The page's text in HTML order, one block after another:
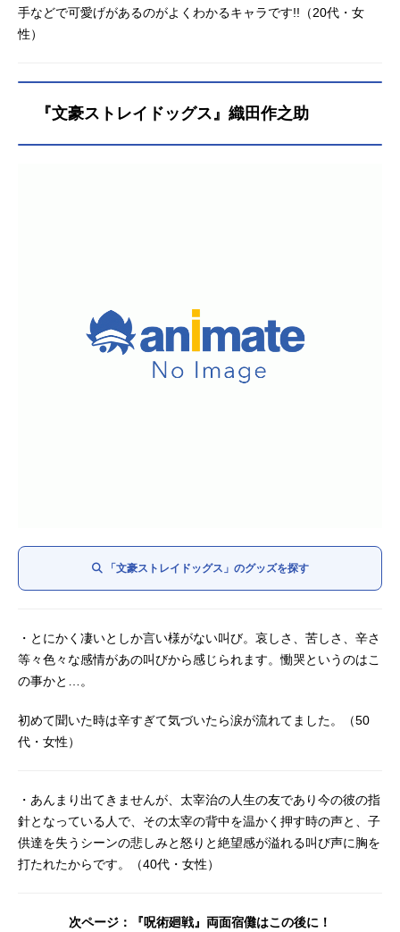
手などで可愛げがあるのがよくわかるキャラです!!（20代・女
性）
『文豪ストレイドッグス』織田作之助
「文豪ストレイドッグス」のグッズを探す
・とにかく凄いとしか言い様がない叫び。哀しさ、苦しさ、辛さ
等々色々な感情があの叫びから感じられます。慟哭というのはこ
の事かと…。
初めて聞いた時は辛すぎて気づいたら涙が流れてました。（50
代・女性）
・あんまり出てきませんが、太宰治の人生の友であり今の彼の指
針となっている人で、その太宰の背中を温かく押す時の声と、子
供達を失うシーンの悲しみと怒りと絶望感が溢れる叫び声に胸を
打たれたからです。（40代・女性）
次ページ：『呪術廻戦』両面宿儺はこの後に！